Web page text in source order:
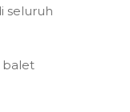
seluruh
balet